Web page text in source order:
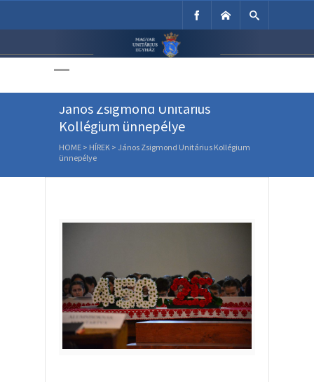
Unitárius Egyház
János Zsigmond Unitárius
Kollégium ünnepélye
HOME > HÍREK > János Zsigmond Unitárius Kollégium
ünnepélye